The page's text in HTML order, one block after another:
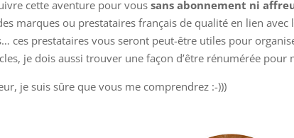
cette aventure pour voussans abonnement ni
marques ou prestataires français de qualité en lien
ces prestataires vous seront peut-être utiles pour
je dois aussi trouver une façon d’être rénumérée
je suis sûre que vous me comprendrez :-)))